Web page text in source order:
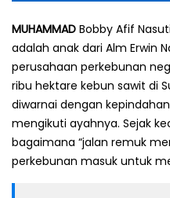
MUHAMMAD Bobby Afif
adalah anak dari Alm Erwin
perusahaan perkebunan
ribu hektare kebun sawit di
diwarnai dengan
mengikuti ayahnya. Sejak
bagaimana “jalan remuk
perkebunan masuk untuk